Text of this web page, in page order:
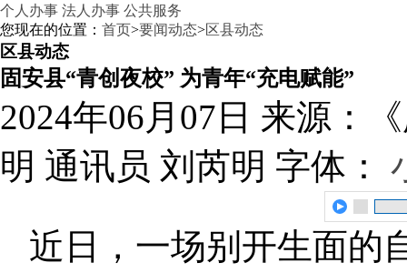
个人办事 法人办事 公共服务
您现在的位置： 首页>要闻动态>区县动态
区县动态
固安县“青创夜校” 为青年“充电赋能”
2024年06月07日 来源：
明 通讯员 刘芮明 字体：
近日，一场别开生面的